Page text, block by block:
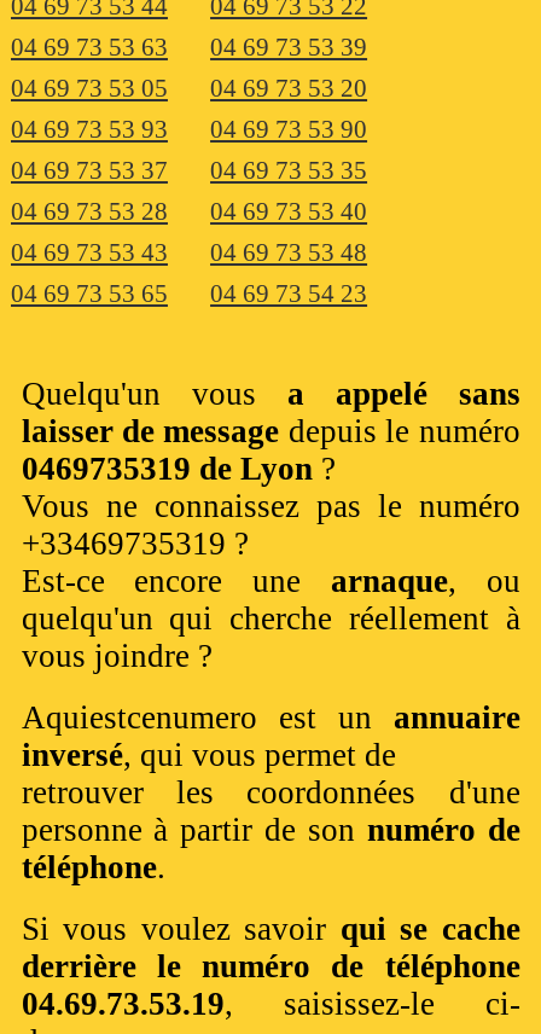
04 69 73 53 63
04 69 73 53 39
04 69 73 53 05
04 69 73 53 20
04 69 73 53 93
04 69 73 53 90
04 69 73 53 37
04 69 73 53 35
04 69 73 53 28
04 69 73 53 40
04 69 73 53 43
04 69 73 53 48
04 69 73 53 65
04 69 73 54 23
Quelqu'un vous a appelé sans
laisser de message depuis le numéro
0469735319 de Lyon?
Vous ne connaissez pas le numéro
+33469735319 ?
Est-ce encore une arnaque, ou
quelqu'un qui cherche réellement à
vous joindre ?
Aquiestcenumero est un annuaire
inversé, qui vous permet de
retrouver les coordonnées d'une
personne à partir de son numéro de
téléphone.
Si vous voulez savoir qui se cache
derrière le numéro de téléphone
04.69.73.53.19, saisissez-le ci-